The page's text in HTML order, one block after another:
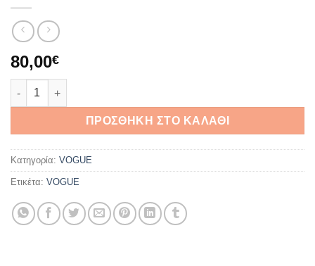
80,00€
VOGUE 5217 2386 53 ποσότητα
ΠΡΟΣΘΉΚΗ ΣΤΟ ΚΑΛΆΘΙ
Κατηγορία: VOGUE
Ετικέτα: VOGUE